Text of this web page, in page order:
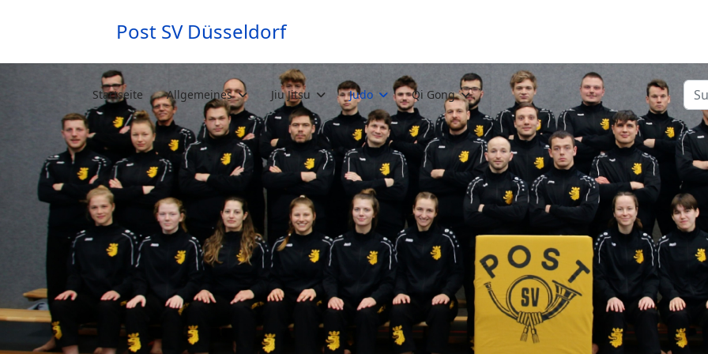
Post SV Düsseldorf
Startseite Allgemeines Jiu Jitsu Judo Qi Gong